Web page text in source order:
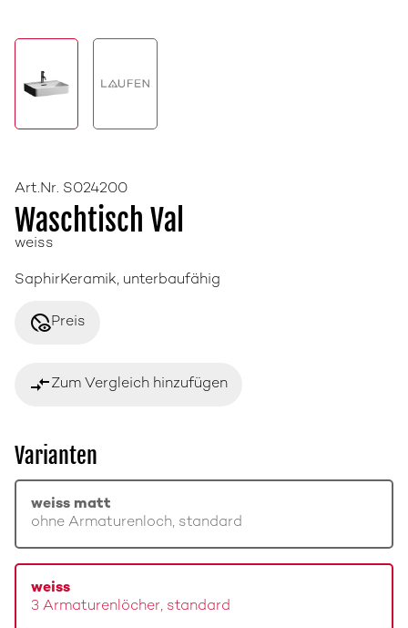
Art.Nr. S024200
Waschtisch Val
weiss
SaphirKeramik, unterbaufähig
disabled_visiblePreis
compare_arrowsZum Vergleich hinzufügen
Varianten
weiss matt
ohne Armaturenloch, standard
weiss
3 Armaturenlöcher, standard